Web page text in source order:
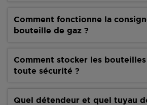
Comment fonctionne la
bouteille de gaz ?
Comment stocker les
toute sécurité ?
Quel détendeur et quel tuyau